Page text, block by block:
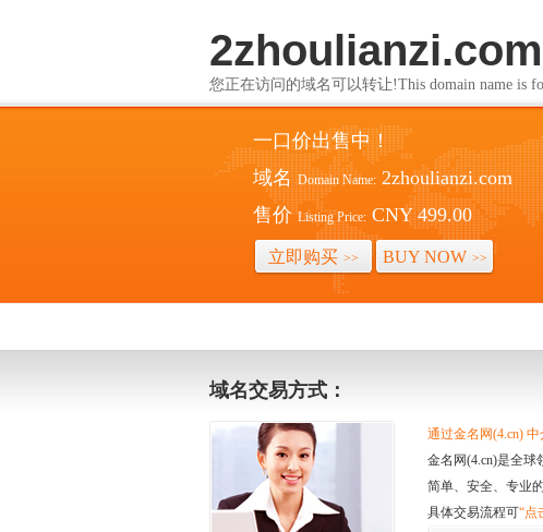
2zhoulianzi.com
您正在访问的域名可以转让!This domain name is
一口价出售中！
域名 Domain Name: 2zhoulianzi.com
售价 Listing Price: CNY 499.00
立即购买 >> BUY NOW >>
域名交易方式：
通过金名网(4.cn)
金名网(4.cn)是全
简单、安全、专业
具体交易流程可“点